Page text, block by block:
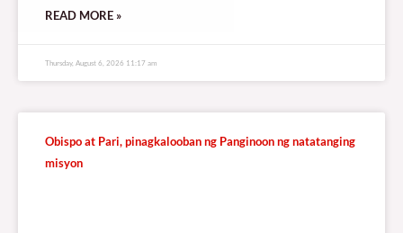
READ MORE »
Thursday, August 6, 2026 11:17 am
Obispo at Pari, pinagkalooban ng Panginoon ng natatanging
misyon